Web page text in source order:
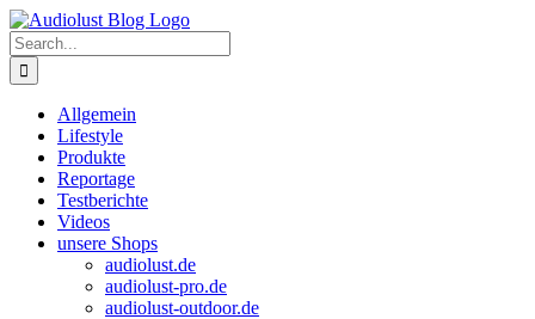
Skip
to
content
Search
for:
Allgemein
Lifestyle
Produkte
Reportage
Testberichte
Videos
unsere Shops
audiolust.de
audiolust-pro.de
audiolust-outdoor.de